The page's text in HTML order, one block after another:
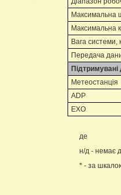
Максимальна
Максимальна
Вага системи,
Передача
Підтримувані
Метеостанція
ADP
EXO
де
н/д - немає
* - за